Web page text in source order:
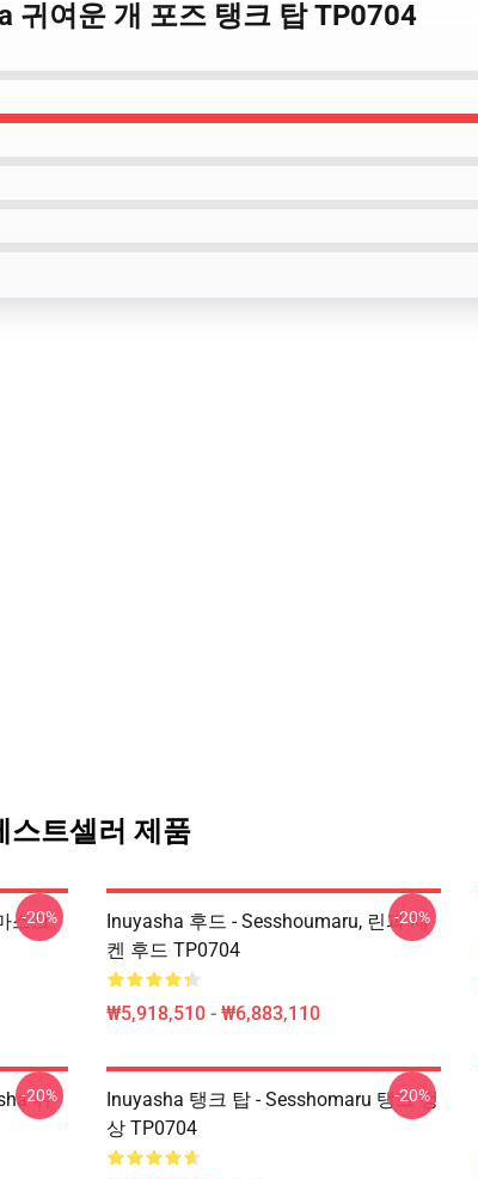
귀여운 개 포즈 탱크 탑 TP0704
스트셀러 제품
스크
-20%
Inuyasha 후드 - Sesshoumaru, 린과 재
켄 후드 TP0704
₩5,918,510 - ₩6,883,110
-20%
귀
-20%
Inuyasha 탱크 탑 - Sesshomaru 탱크 정
상 TP0704
-20%